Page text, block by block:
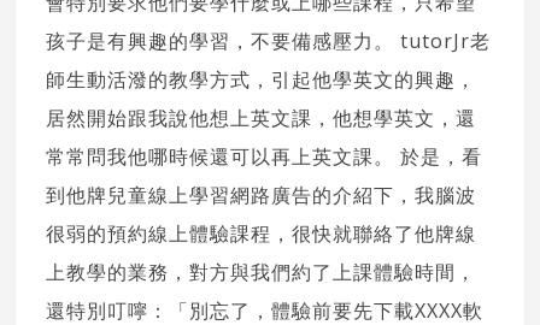
孩子是有興趣的學習，不要備感壓力。 tutorJr老
師生動活潑的教學方式，引起他學英文的興趣，
居然開始跟我說他想上英文課，他想學英文，還
常常問我他哪時候還可以再上英文課。 於是，看
到他牌兒童線上學習網路廣告的介紹下，我腦波
很弱的預約線上體驗課程，很快就聯絡了他牌線
上教學的業務，對方與我們約了上課體驗時間，
還特別叮嚀：「別忘了，體驗前要先下載XXXX軟